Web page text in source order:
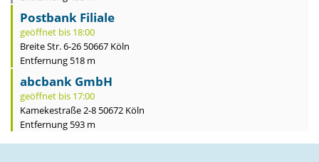
Postbank Filiale
geöffnet bis 18:00
Breite Str. 6-26 50667 Köln
Entfernung 518 m
abcbank GmbH
geöffnet bis 17:00
Kamekestraße 2-8 50672 Köln
Entfernung 593 m